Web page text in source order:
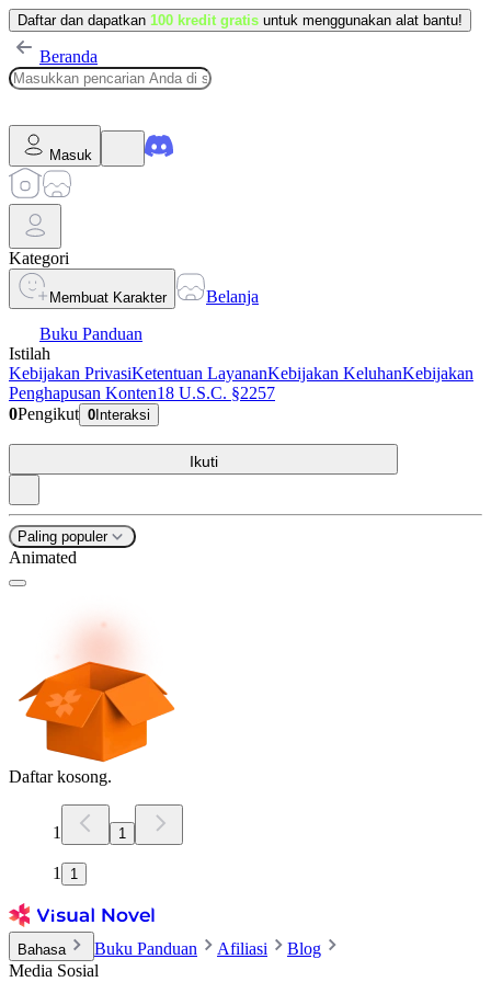
Daftar dan dapatkan 100 kredit gratis untuk menggunakan alat bantu!
Beranda
Masuk
Kategori
Membuat Karakter
Belanja
Buku Panduan
Istilah
Kebijakan PrivasiKetentuan LayananKebijakan KeluhanKebijakan
Penghapusan Konten18 U.S.C. §2257
0Pengikut 0 Interaksi
Ikuti
Paling populer
Animated
Daftar kosong.
1 1
1 1
Bahasa Buku Panduan Afiliasi
Blog
Media Sosial